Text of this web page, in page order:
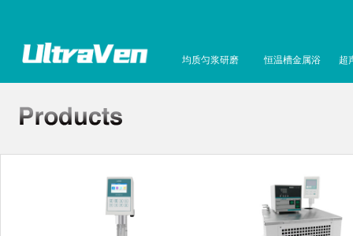
均质匀浆研磨 恒温槽金属浴 超